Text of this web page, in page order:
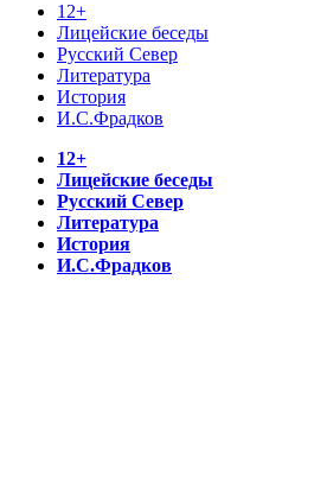
12+
Лицейские беседы
Русский Север
Литература
История
И.С.Фрадков
12+
Лицейские беседы
Русский Север
Литература
История
И.С.Фрадков